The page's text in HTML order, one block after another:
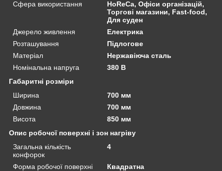
Сфера використання
HoReCa, Офіси організацій,
Торгові магазини, Fast-food,
Для суден
Джерело живлення
Електрика
Розташування
Підлогове
Матеріал
Нержавіюча сталь
Номінальна напруга
380 В
Габаритні розміри
Ширина
700 мм
Довжина
700 мм
Висота
850 мм
Опис робочої поверхні і зон нагріву
Загальна кількість
конфорок
4
Форма робочої поверхні
Квадратна